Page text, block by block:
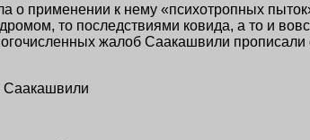
применении к нему «психотропных
то последствиями ковида, а то и
жалоб Саакашвили прописали
Саакашвили